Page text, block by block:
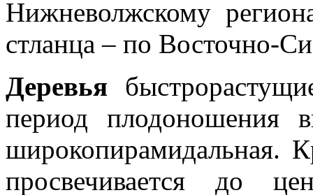
Нижневолжскому
стланца – по Восточно-
Деревья
период плодоношения
широкопирамидальная.
просвечивается до